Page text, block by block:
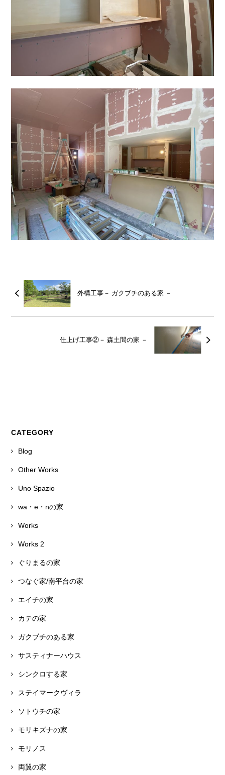
外構工事－ ガクブチのある家 －
仕上げ工事②－ 森土間の家 －
CATEGORY
Blog
Other Works
Uno Spazio
wa・e・nの家
Works
Works 2
ぐりまるの家
つなぐ家/南平台の家
エイチの家
カテの家
ガクブチのある家
サスティナーハウス
シンクロする家
ステイマークヴィラ
ソトウチの家
モリキズナの家
モリノス
両翼の家